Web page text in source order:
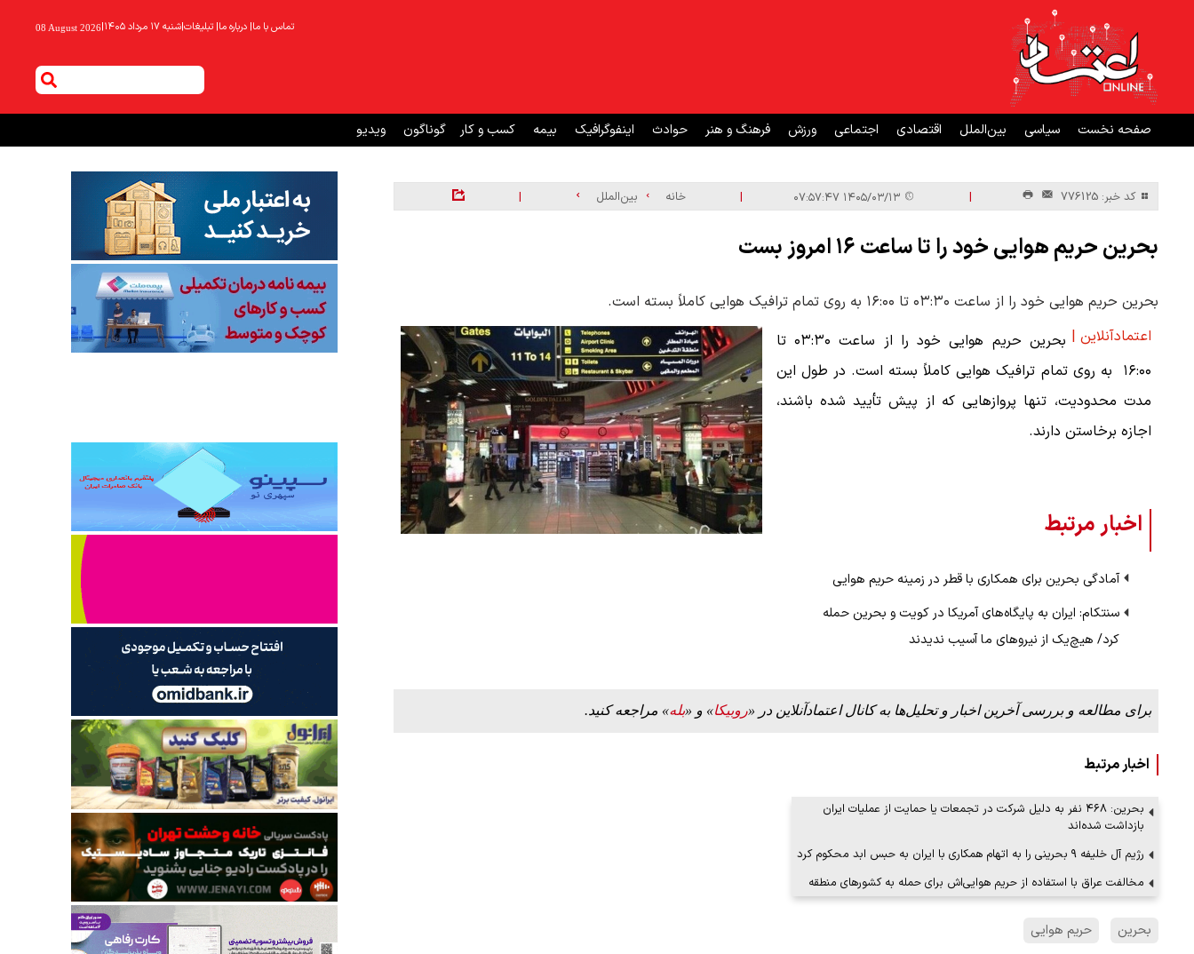
تماس با ما| درباره ما| تبلیغات|شنبه ۱۷ مرداد ۱۴۰۵ |
08 August 2026
صفحه نخست سیاسی بین‌الملل اقتصادی اجتماعی ورزش فرهنگ و هنر حوادث اینفوگرافیک بیمه کسب و کار گوناگون ویدیو
کد خبر: 776125 | ۱۴۰۵/۰۳/۱۳ ۰۷:۵۷:۴۷ | خانه بین‌الملل |
بحرین حریم هوایی خود را تا ساعت ۱۶ امروز بست
بحرین حریم هوایی خود را از ساعت ۰۳:۳۰ تا ۱۶:۰۰ به روی تمام ترافیک هوایی کاملاً بسته است.
اعتمادآنلاین |
بحرین حریم هوایی خود را از ساعت ۰۳:۳۰ تا
۱۶:۰۰ به روی تمام ترافیک هوایی کاملاً بسته است. در طول این
مدت محدودیت، تنها پروازهایی که از پیش تأیید شده باشند،
اجازه برخاستن دارند.
اخبار مرتبط
آمادگی بحرین برای همکاری با قطر در زمینه حریم هوایی
سنتکام: ایران به پایگاه‌های آمریکا در کویت و بحرین حمله
کرد/ هیچ‌یک از نیروهای ما آسیب ندیدند
برای مطالعه و بررسی آخرین اخبار و تحلیل‌ها به کانال اعتمادآنلاین در «روبیکا» و «بله» مراجعه کنید.
اخبار مرتبط
بحرین: ۴۶۸ نفر به دلیل شرکت در تجمعات یا حمایت از عملیات ایران
بازداشت شده‌اند
رژیم آل خلیفه ۹ بحرینی را به اتهام همکاری با ایران به حبس ابد محکوم کرد
مخالفت عراق با استفاده از حریم هوایی‌اش برای حمله به کشورهای منطقه
بحرین حریم هوایی